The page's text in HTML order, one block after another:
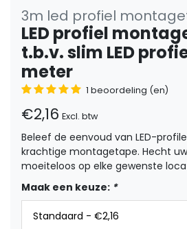
3m led profiel
LED profiel
t.b.v. slim LED
meter
1 beoordeling (en)
€2,16 Excl. btw
Beleef de eenvoud van LED-
krachtige montagetape. Hecht
moeiteloos op elke gewenste
Maak een keuze: *